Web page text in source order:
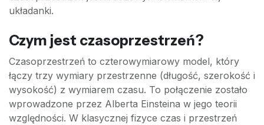
układanki.
Czym jest czasoprzestrzeń?
Czasoprzestrzeń to czterowymiarowy model, który
łączy trzy wymiary przestrzenne (długość, szerokość i
wysokość) z wymiarem czasu. To połączenie zostało
wprowadzone przez Alberta Einsteina w jego teorii
względności. W klasycznej fizyce czas i przestrzeń